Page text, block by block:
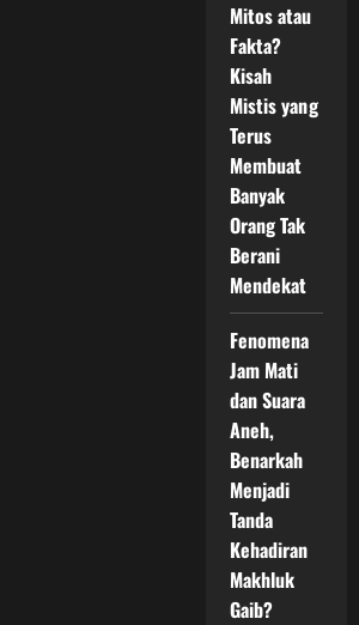
Mitos atau
Fakta?
Kisah
Mistis yang
Terus
Membuat
Banyak
Orang Tak
Berani
Mendekat
Fenomena
Jam Mati
dan Suara
Aneh,
Benarkah
Menjadi
Tanda
Kehadiran
Makhluk
Gaib?